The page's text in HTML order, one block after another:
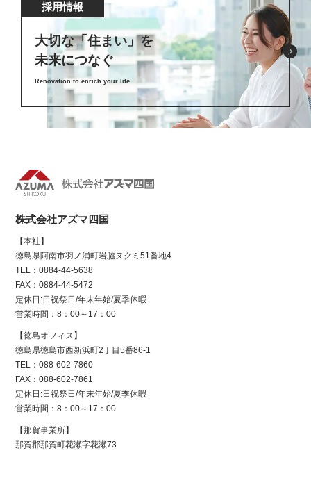
採用情報
大切な「住まい」を
未来につなぐ
Renovation to enrich your life
株式会社アズマ四国
【本社】
徳島県阿南市羽ノ浦町岩脇ヌクミ51番地4
TEL：0884-44-5638
FAX：0884-44-5472
定休日:日祝祭日/年末年始/夏季休暇
営業時間：8：00～17：00
【徳島オフィス】
徳島県徳島市西新浜町2丁目5番86-1
TEL：088-602-7860
FAX：088-602-7861
定休日:日祝祭日/年末年始/夏季休暇
営業時間：8：00～17：00
【那賀事業所】
那賀郡那賀町花瀬字花瀬73